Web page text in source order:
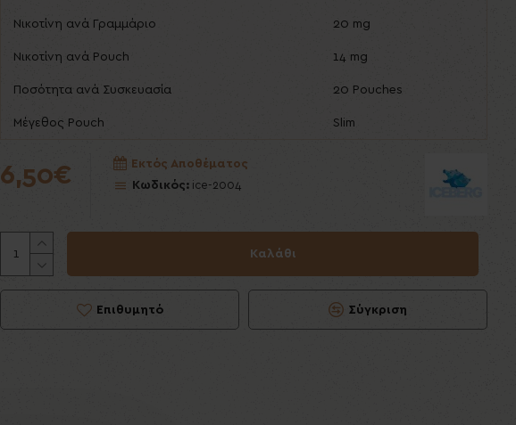
Νικοτίνη ανά Γραμμάριο 20 mg
Νικοτίνη ανά Pouch 14 mg
Ποσότητα ανά Συσκευασία 20 Pouches
Μέγεθος Pouch Slim
6,50€
Εκτός Αποθέματος
Κωδικός: ice-2004
Καλάθι
Επιθυμητό Σύγκριση